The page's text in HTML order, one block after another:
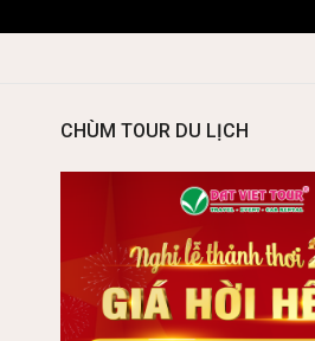
CHÙM TOUR DU LỊCH